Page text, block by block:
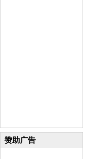
赞助广告